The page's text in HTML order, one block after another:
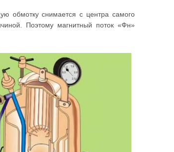
обмотку снимается с центра самого
Поэтому магнитный поток «Фн»